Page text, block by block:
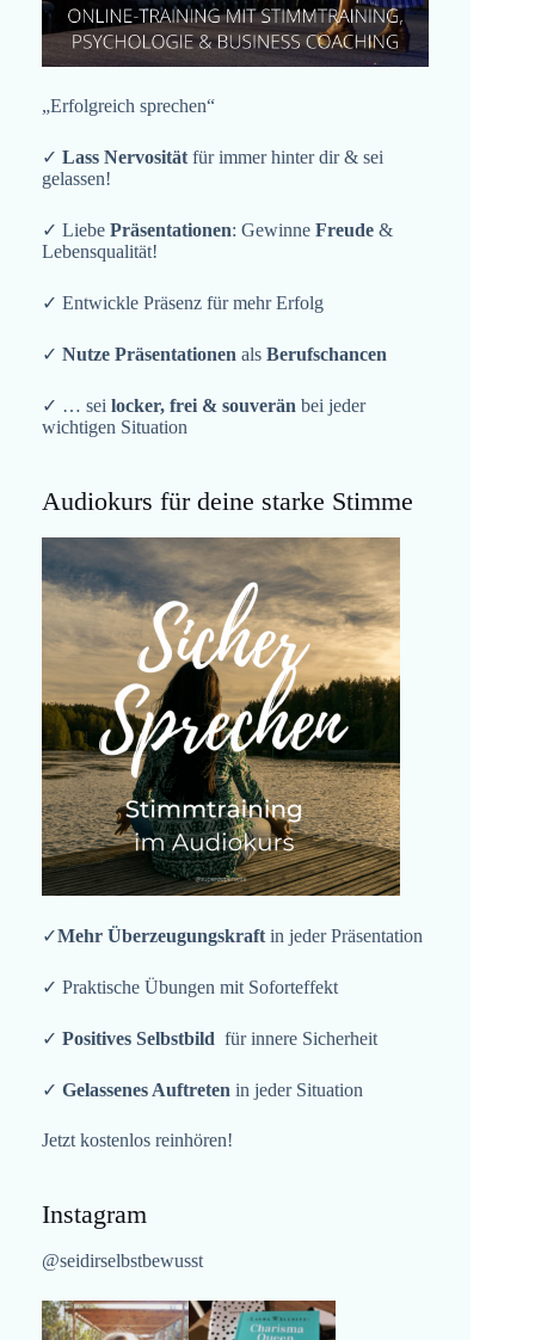
„Erfolgreich sprechen“
✓ Lass Nervositätfür immer hinter dir & sei
gelassen!
✓ Liebe Präsentationen: Gewinne Freude &
Lebensqualität!
✓ Entwickle Präsenz für mehr Erfolg
✓ Nutze Präsentationen als Berufschancen
✓ … sei locker, frei & souverän bei jeder
wichtigen Situation
Audiokurs für deine starke Stimme
✓Mehr Überzeugungskraft in jeder Präsentation
✓ Praktische Übungen mit Soforteffekt
✓ Positives Selbstbild für innere Sicherheit
✓ Gelassenes Auftreten in jeder Situation
Jetzt kostenlos reinhören!
Instagram
@seidirselbstbewusst